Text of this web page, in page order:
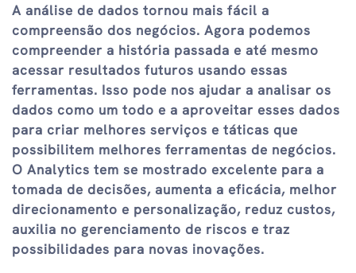
A análise de dados tornou mais fácil a
compreensão dos negócios. Agora podemos
compreender a história passada e até mesmo
acessar resultados futuros usando essas
ferramentas. Isso pode nos ajudar a analisar os
dados como um todo e a aproveitar esses dados
para criar melhores serviços e táticas que
possibilitem melhores ferramentas de negócios.
O Analytics tem se mostrado excelente para a
tomada de decisões, aumenta a eficácia, melhor
direcionamento e personalização, reduz custos,
auxilia no gerenciamento de riscos e traz
possibilidades para novas inovações.